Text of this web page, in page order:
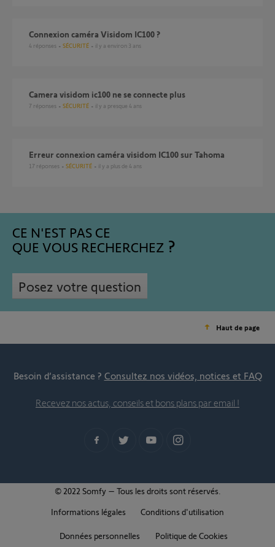
connexion caméra Visidom IC100 ?
4 réponses SÉCURITÉ il y a environ 3 ans
Camera visidom ic100 ne se connecte plus
7 réponses SÉCURITÉ il y a presque 4 ans
Erreur connexion caméra visidom IC100 sur Tahoma
17 réponses SÉCURITÉ il y a plus de 4 ans
CE N'EST PAS CE
QUE VOUS RECHERCHEZ
Posez votre question
Haut de page
Besoin d’assistance ? Consultez nos vidéos, notices et FAQ
Recevez nos actus, conseils et bons plans par email !
© 2022 Somfy – Tous les droits sont réservés.
Informations légales
Conditions d'utilisation
Données personnelles Politique de Cookies